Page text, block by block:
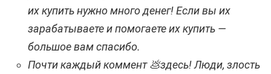
их купить нужно много денег! Если вы их
зарабатываете и помогаете их купить —
большое вам спасибо.
Почти каждый коммент💩здесь! Люди, злость